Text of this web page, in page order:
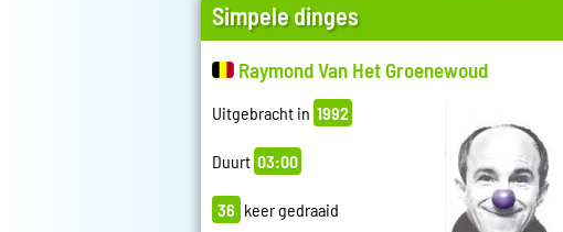
Simpele dinges
Raymond Van Het Groenewoud
Uitgebracht in 1992
Duurt 03:00
36 keer gedraaid